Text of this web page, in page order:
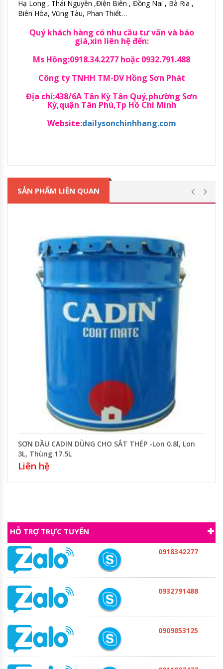
Hạ Long , Thái Nguyên ,Điện Biên , Đồng Nai , Bà Ria ,
Biên Hòa, Vũng Tàu, Phan Thiết…
Quý khách hàng có nhu cầu tư vấn và báo
giá,xin liên hệ đến:
Ms Hồng:0918.34.2277 hoặc 0932.791.488
Công ty TNHH TM-DV Hồng Sơn Phát
Địa chỉ:438/6A Tân Kỳ Tân Quý,phường Sơn
Kỳ,quận Tân Phú,Tp Hồ Chí Minh
Website:dailysonchinhhang.com
SẢN PHẨM LIÊN QUAN
SƠN DẦU CADIN DÙNG CHO SẮT THÉP -Lon 0.8l, Lon
3L, Thùng 17.5L
Liên hệ
HỖ TRỢ TRỰC TUYẾN
0918342277
0932791488
0909853125